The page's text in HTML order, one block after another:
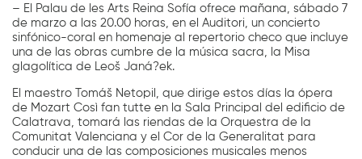
– El Palau de les Arts Reina Sofía ofrece mañana, sábado 7
de marzo a las 20.00 horas, en el Auditori, un concierto
sinfónico-coral en homenaje al repertorio checo que incluye
una de las obras cumbre de la música sacra, la Misa
glagolítica de Leoš Janá?ek.
El maestro Tomáš Netopil, que dirige estos días la ópera
de Mozart Così fan tutte en la Sala Principal del edificio de
Calatrava, tomará las riendas de la Orquestra de la
Comunitat Valenciana y el Cor de la Generalitat para
conducir una de las composiciones musicales menos